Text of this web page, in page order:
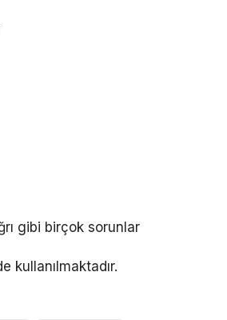
gibi birçok sorunlar
kullanılmaktadır.